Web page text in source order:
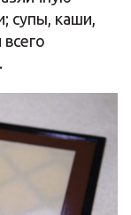
cупы, каши,